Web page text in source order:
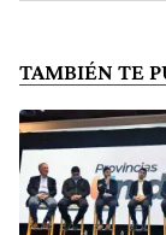
TAMBIÉN TE